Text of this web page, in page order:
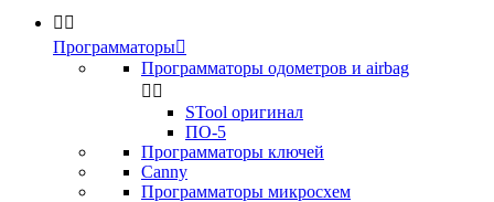
 
Программаторы
Программаторы одометров и airbag
 
STool оригинал
ПО-5
Программаторы ключей
Canny
Программаторы микросхем